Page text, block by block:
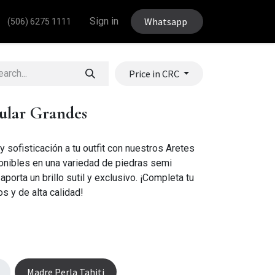
(506) 6275 1111 Sign in Whatsapp
Price in CRC
Grandes
sofisticación a tu outfit con nuestros Aretes
en una variedad de piedras semi
un brillo sutil y exclusivo. ¡Completa tu
y de alta calidad!
Madre Perla Tahiti